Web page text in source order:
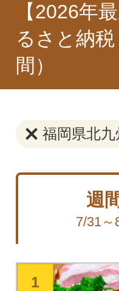
【2026年
るさと納
間）
福岡県北九
週
7/31～
1